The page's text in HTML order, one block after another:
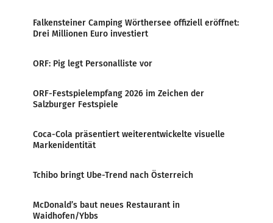
Falkensteiner Camping Wörthersee offiziell eröffnet:
Drei Millionen Euro investiert
ORF: Pig legt Personalliste vor
ORF-Festspielempfang 2026 im Zeichen der
Salzburger Festspiele
Coca-Cola präsentiert weiterentwickelte visuelle
Markenidentität
Tchibo bringt Ube-Trend nach Österreich
McDonald’s baut neues Restaurant in
Waidhofen/Ybbs